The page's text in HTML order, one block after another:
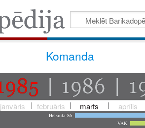
Komanda
janvāris februāris marts aprīlis
Helsinki-86
VAK